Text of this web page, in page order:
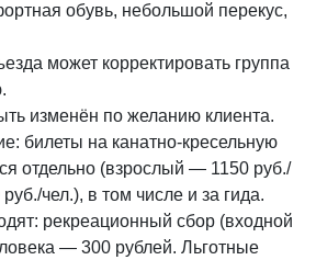
обувь, небольшой перекус,
может корректировать группа
изменён по желанию клиента.
билеты на канатно-кресельную
отдельно (взрослый — 1150 руб./
чел.), в том числе и за гида.
рекреационный сбор (входной
— 300 рублей. Льготные